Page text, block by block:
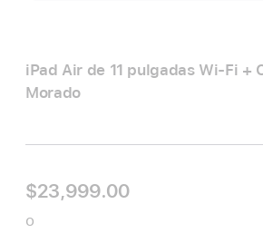
iPad Air de 11 pulgadas Wi‑Fi +
Morado
$23,999.00
o